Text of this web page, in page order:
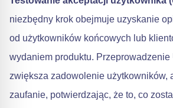
niezbędny krok obejmuje uzyskanie
od użytkowników końcowych lub
wydaniem produktu. Przeprowadzenie
zwiększa zadowolenie użytkowników,
zaufanie, potwierdzając, że to, co